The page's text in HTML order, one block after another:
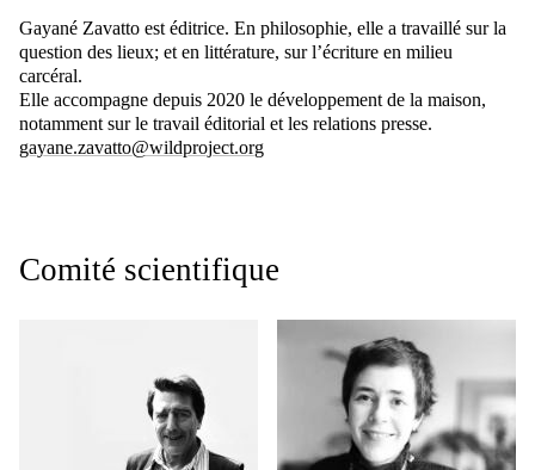
Gayané Zavatto est éditrice. En philosophie, elle a travaillé sur la
question des lieux; et en littérature, sur l’écriture en milieu
carcéral.
Elle accompagne depuis 2020 le développement de la maison,
notamment sur le travail éditorial et les relations presse.
gayane.zavatto@wildproject.org
Comité scientifique